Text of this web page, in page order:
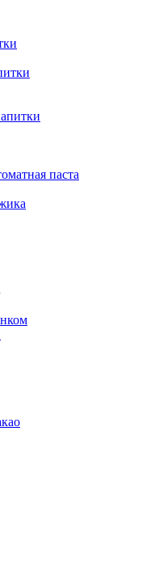
паста